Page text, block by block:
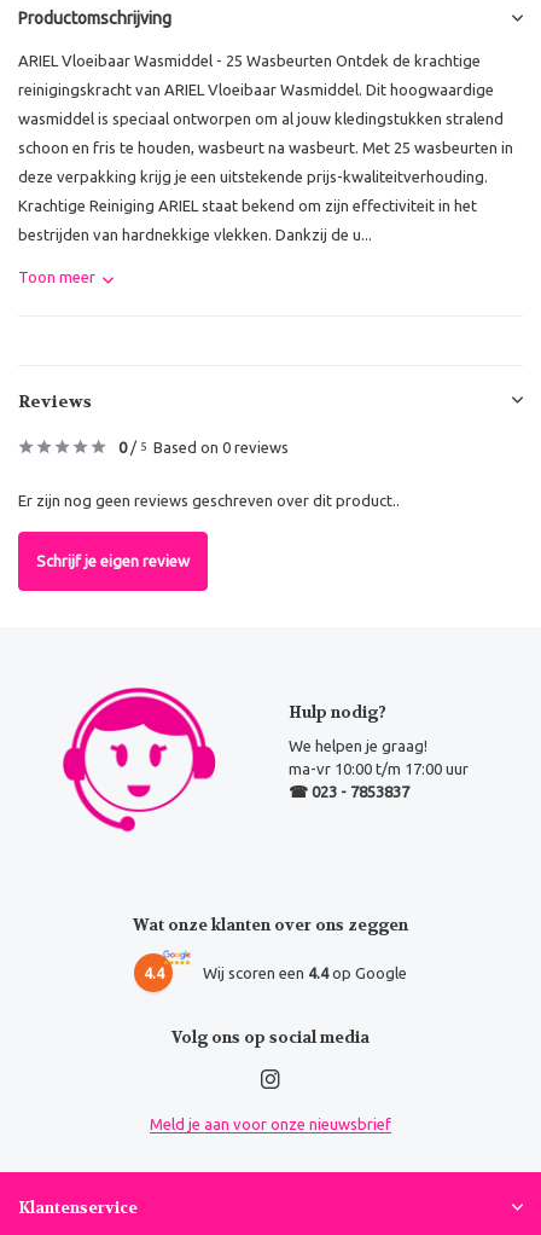
Productomschrijving
ARIEL Vloeibaar Wasmiddel - 25 Wasbeurten Ontdek de krachtige
reinigingskracht van ARIEL Vloeibaar Wasmiddel. Dit hoogwaardige
wasmiddel is speciaal ontworpen om al jouw kledingstukken stralend
schoon en fris te houden, wasbeurt na wasbeurt. Met 25 wasbeurten in
deze verpakking krijg je een uitstekende prijs-kwaliteitverhouding.
Krachtige Reiniging ARIEL staat bekend om zijn effectiviteit in het
bestrijden van hardnekkige vlekken. Dankzij de u...
Toon meer
Reviews
0/ 5 Based on 0 reviews
Er zijn nog geen reviews geschreven over dit product..
Schrijf je eigen review
Hulp nodig?
We helpen je graag!
ma-vr 10:00 t/m 17:00 uur
☎ 023 - 7853837
Wat onze klanten over ons zeggen
4.4 Wij scoren een 4.4op Google
Volg ons op social media
Meld je aan voor onze nieuwsbrief
Klantenservice